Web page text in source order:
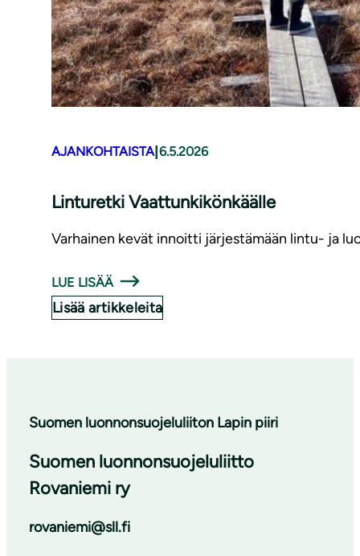
AJANKOHTAISTA|6.5.2026
Linturetki Vaattunkikönkäälle
Varhainen kevät innoitti järjestämään lintu- ja
LUE LISÄÄ
Lisää artikkeleita
Suomen luonnonsuojeluliiton Lapin piiri
Suomen luonnonsuojeluliitto
Rovaniemi ry
rovaniemi@sll.fi